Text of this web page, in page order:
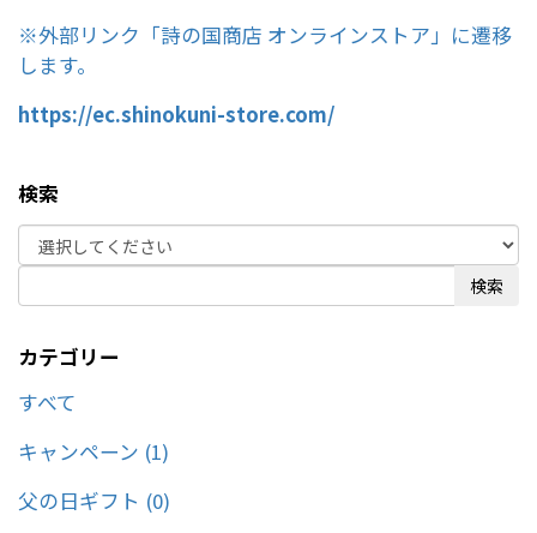
※外部リンク「詩の国商店 オンラインストア」に遷移
します。
https://ec.shinokuni-store.com/
検索
検索
カテゴリー
すべて
キャンペーン (1)
父の日ギフト (0)